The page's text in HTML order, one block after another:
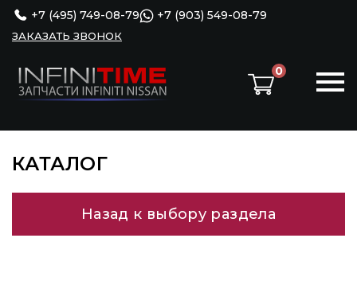
+7 (495) 749-08-79 +7 (903) 549-08-79
ЗАКАЗАТЬ ЗВОНОК
0
КАТАЛОГ
Назад к выбору раздела